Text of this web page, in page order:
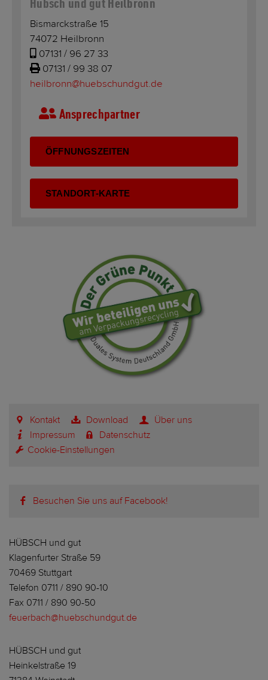
Hübsch und gut Heilbronn
Bismarckstraße 15
74072 Heilbronn
07131 / 96 27 33
07131 / 99 38 07
heilbronn@huebschundgut.de
Ansprechpartner
ÖFFNUNGSZEITEN
STANDORT-KARTE
Kontakt Download
Über uns
Impressum
Datenschutz
Cookie-Einstellungen
Besuchen Sie uns auf Facebook!
HÜBSCH und gut
Klagenfurter Straße 59
70469 Stuttgart
Telefon 0711 / 890 90-10
Fax 0711 / 890 90-50
feuerbach@huebschundgut.de
HÜBSCH und gut
Heinkelstraße 19